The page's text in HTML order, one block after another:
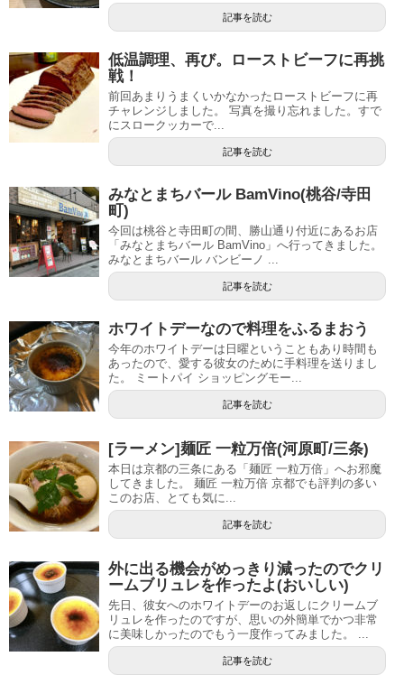
記事を読む
低温調理、再び。ローストビーフに再挑
戦！
前回あまりうまくいかなかったローストビーフに再
チャレンジしました。 写真を撮り忘れました。すで
にスロークッカーで...
記事を読む
みなとまちバール BamVino(桃谷/寺田
町)
今回は桃谷と寺田町の間、勝山通り付近にあるお店
「みなとまちバール BamVino」へ行ってきました。
みなとまちバール バンビーノ ...
記事を読む
ホワイトデーなので料理をふるまおう
今年のホワイトデーは日曜ということもあり時間も
あったので、愛する彼女のために手料理を送りまし
た。 ミートパイ ショッピングモー...
記事を読む
[ラーメン]麺匠 一粒万倍(河原町/三条)
本日は京都の三条にある「麺匠 一粒万倍」へお邪魔
してきました。 麺匠 一粒万倍 京都でも評判の多い
このお店、とても気に...
記事を読む
外に出る機会がめっきり減ったのでクリ
ームブリュレを作ったよ(おいしい)
先日、彼女へのホワイトデーのお返しにクリームブ
リュレを作ったのですが、思いの外簡単でかつ非常
に美味しかったのでもう一度作ってみました。 ...
記事を読む